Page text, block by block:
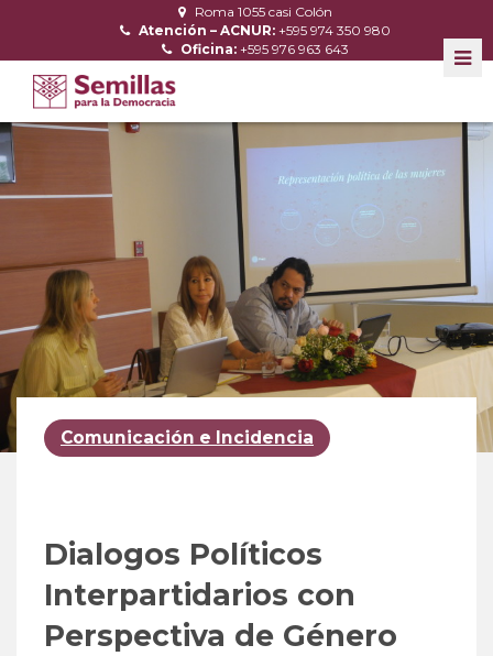
Roma 1055 casi Colón
Atención – ACNUR: +595 974 350 980
Oficina: +595 976 963 643
Comunicación e Incidencia
Dialogos Políticos
Interpartidarios con
Perspectiva de Género